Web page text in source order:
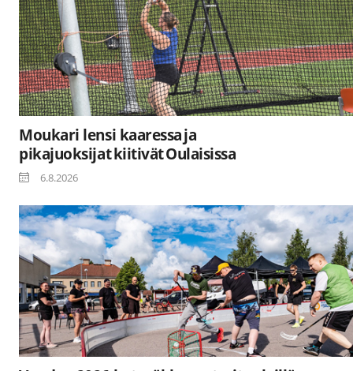
Moukari lensi kaaressa ja
pikajuoksijat kiitivät Oulaisissa
6.8.2026